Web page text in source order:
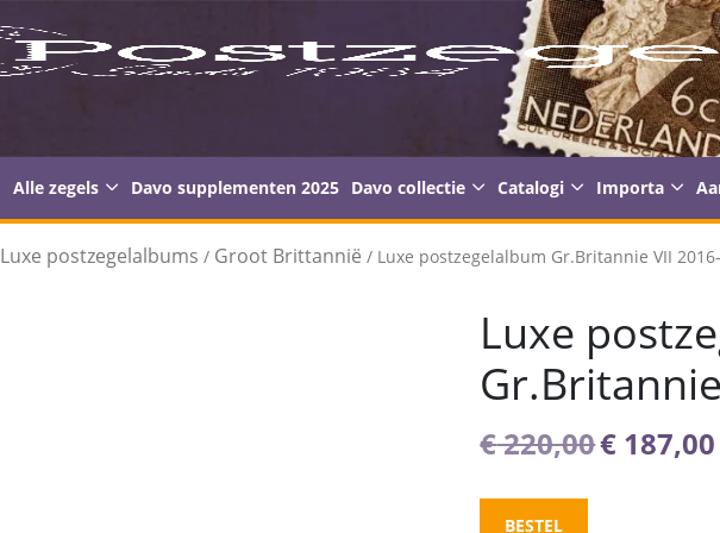
Alle zegels Davo supplementen 2025 Davo collectie Catalogi Importa
Luxe postzegelalbums / Groot Brittannië / Luxe postzegelalbum Gr.Britannie VII
Luxe
€220,00€ 187,00
BESTEL